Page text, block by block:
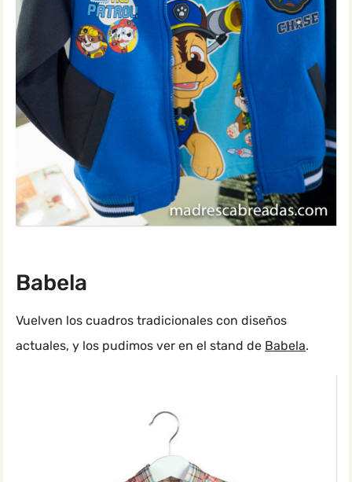
Babela
Vuelven los cuadros tradicionales con diseños
actuales, y los pudimos ver en el stand de Babela.